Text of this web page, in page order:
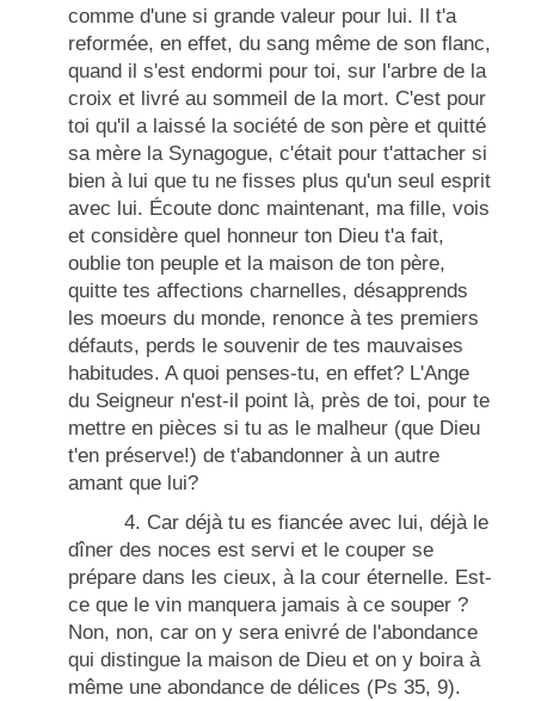
comme d'une si grande valeur pour lui. Il t'a
reformée, en effet, du sang même de son flanc,
quand il s'est endormi pour toi, sur l'arbre de la
croix et livré au sommeil de la mort. C'est pour
toi qu'il a laissé la société de son père et quitté
sa mère la Synagogue, c'était pour t'attacher si
bien à lui que tu ne fisses plus qu'un seul esprit
avec lui. Écoute donc maintenant, ma fille, vois
et considère quel honneur ton Dieu t'a fait,
oublie ton peuple et la maison de ton père,
quitte tes affections charnelles, désapprends
les moeurs du monde, renonce à tes premiers
défauts, perds le souvenir de tes mauvaises
habitudes. A quoi penses-tu, en effet? L'Ange
du Seigneur n'est-il point là, près de toi, pour te
mettre en pièces si tu as le malheur (que Dieu
t'en préserve!) de t'abandonner à un autre
amant que lui?
4. Car déjà tu es fiancée avec lui, déjà le
dîner des noces est servi et le couper se
prépare dans les cieux, à la cour éternelle. Est-
ce que le vin manquera jamais à ce souper ?
Non, non, car on y sera enivré de l'abondance
qui distingue la maison de Dieu et on y boira à
même une abondance de délices (Ps 35, 9).